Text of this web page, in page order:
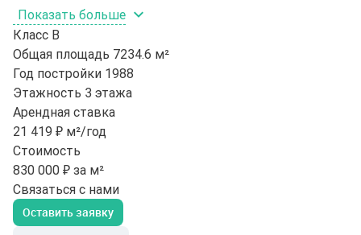
Показать больше
Класс B
Общая площадь 7234.6 м²
Год постройки 1988
Этажность 3 этажа
Арендная ставка
21 419 ₽ м²/год
Стоимость
830 000 ₽ за м²
Связаться с нами
Оставить заявку